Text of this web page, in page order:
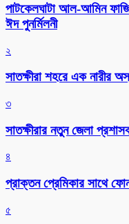
পাটকেলঘাটা আল-আমিন
ঈদ পুনর্মিলনী
২
সাতক্ষীরা শহরে এক নারীর
৩
সাতক্ষীরার নতুন জেলা
৪
প্রাক্তন প্রেমিকার সাথে
৫